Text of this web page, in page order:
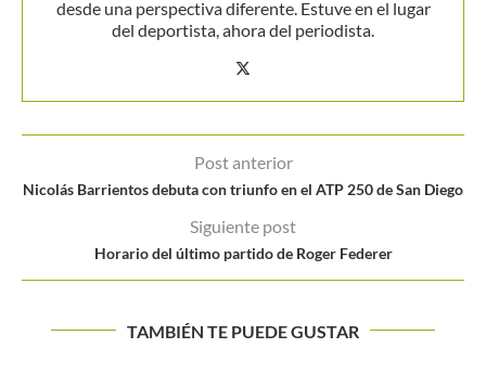
desde una perspectiva diferente. Estuve en el lugar
del deportista, ahora del periodista.
Post anterior
Nicolás Barrientos debuta con triunfo en el ATP 250 de San Diego
Siguiente post
Horario del último partido de Roger Federer
TAMBIÉN TE PUEDE GUSTAR